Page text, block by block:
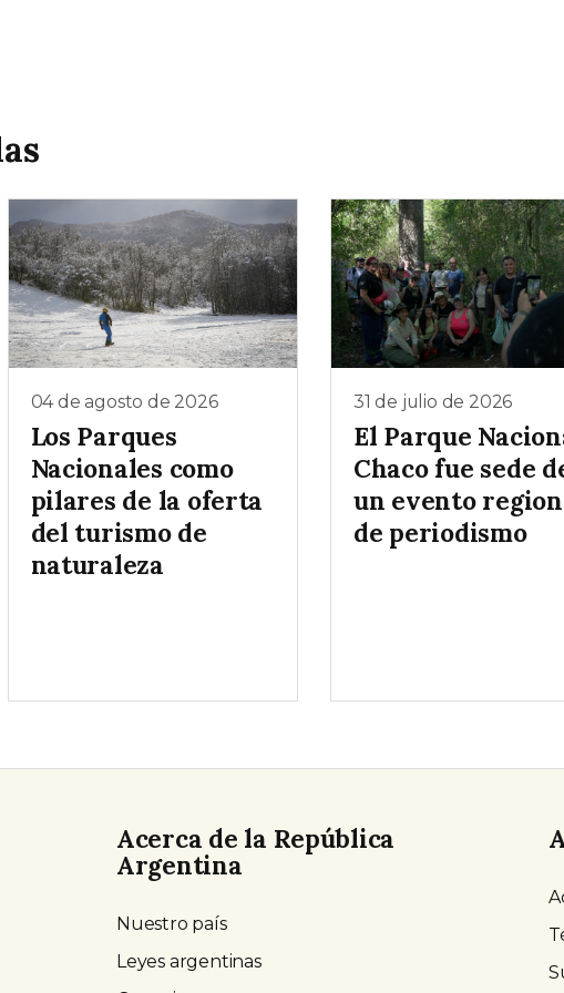
04 de agosto de 2026
Los Parques
Nacionales como
pilares de la oferta
del turismo de
naturaleza
31 de julio de 2026
El Parque
Chaco fue sede
un evento
de periodismo
Acerca de la República
Argentina
Nuestro país
Leyes argentinas